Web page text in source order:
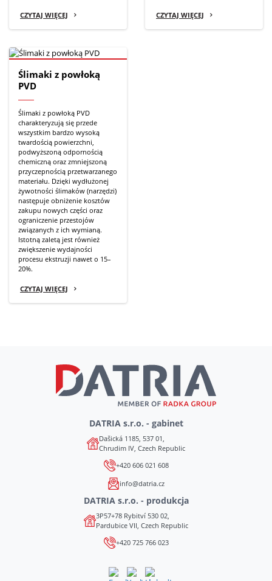
CZYTAJ WIĘCEJ CZYTAJ WIĘCEJ
Ślimaki z powłoką
PVD
Ślimaki z powłoką PVD
charakteryzują się przede
wszystkim bardzo wysoką
twardością powierzchni,
podwyższoną odpornością
chemiczną oraz zmniejszoną
przyczepnością przetwarzanego
materiału. Dzięki wydłużonej
żywotności ślimaków (narzędzi)
następuje obniżenie kosztów
zakupu nowych części oraz
ograniczenie przestojów
związanych z ich wymianą.
Istotną zaletą jest również
zwiększenie wydajności
procesu ekstruzji nawet o 15–
20%.
CZYTAJ WIĘCEJ
DATRIA s.r.o. - gabinet
Dašická 1185, 537 01,
Chrudim IV, Czech Republic
+420 606 021 608
info@datria.cz
DATRIA s.r.o. - produkcja
3P57+78 Rybitví 530 02,
Pardubice VII, Czech Republic
+420 725 766 023